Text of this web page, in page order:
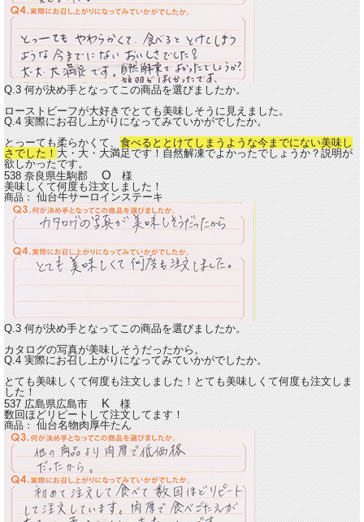
Q.3 何が決め手となってこの商品を選びましたか。
ローストビーフが大好きでとても美味しそうに見えました。
Q.4 実際にお召し上がりになってみていかがでしたか。
とっーても柔らかくて、食べるととけてしまうような今までにない美味し
さでした！ 大・大・大満足です！自然解凍でよかったでしょうか？説明が
欲しかったです。
538 奈良県生駒郡O様
美味しくて何度も注文しました！
商品：仙台牛サーロインステーキ
Q.3 何が決め手となってこの商品を選びましたか。
カタログの写真が美味しそうだったから。
Q.4 実際にお召し上がりになってみていかがでしたか。
とても美味しくて何度も注文しました！とても美味しくて何度も注文しま
した！
537 広島県広島市K様
数回ほどリピートして注文してます！
商品：仙台名物肉厚牛たん